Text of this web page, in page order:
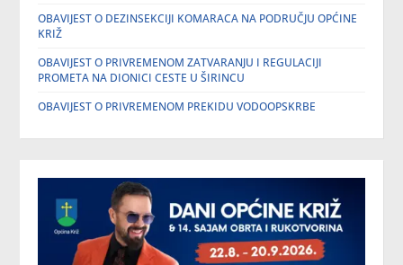
OBAVIJEST O DEZINSEKCIJI KOMARACA NA PODRUČJU OPĆINE
KRIŽ
OBAVIJEST O PRIVREMENOM ZATVARANJU I REGULACIJI
PROMETA NA DIONICI CESTE U ŠIRINCU
OBAVIJEST O PRIVREMENOM PREKIDU VODOOPSKRBE